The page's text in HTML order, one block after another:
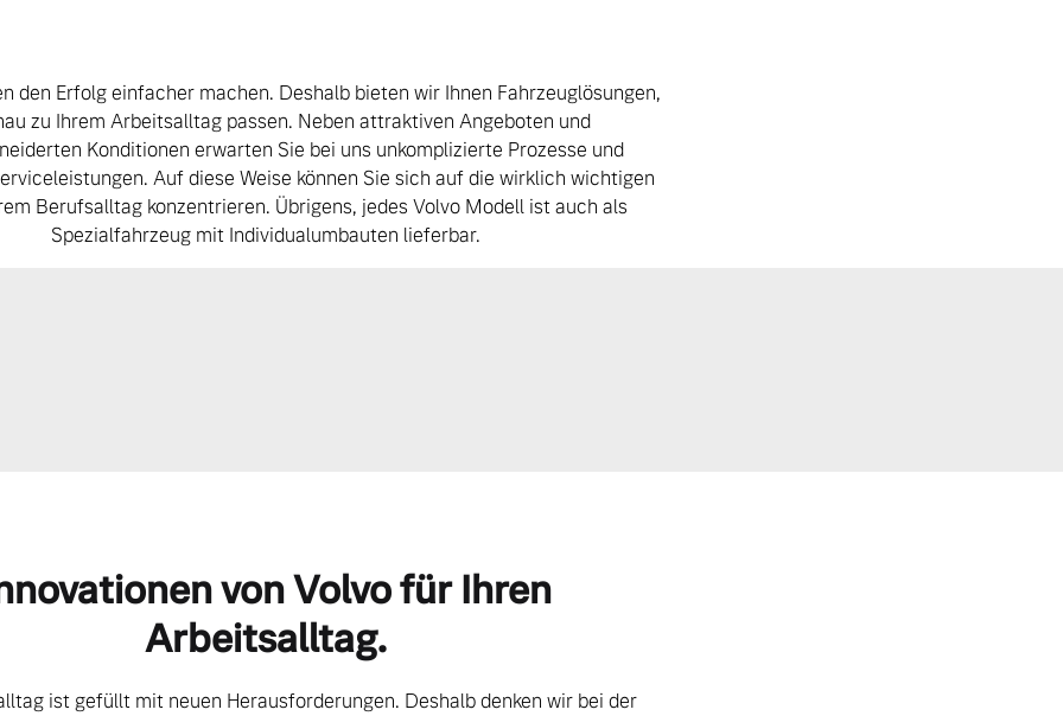
den Erfolg einfacher machen. Deshalb bieten wir Ihnen Fahrzeuglösungen,
zu Ihrem Arbeitsalltag passen. Neben attraktiven Angeboten und
Konditionen erwarten Sie bei uns unkomplizierte Prozesse und
Auf diese Weise können Sie sich auf die wirklich wichtigen
Berufsalltag konzentrieren. Übrigens, jedes Volvo Modell ist auch als
Spezialfahrzeug mit Individualumbauten lieferbar.
von Volvo für Ihren
Arbeitsalltag.
ist gefüllt mit neuen Herausforderungen. Deshalb denken wir bei der